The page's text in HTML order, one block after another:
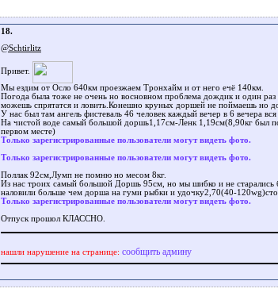
18.
@Schtirlitz
Привет.
Мы ездим от Осло 640км проезжаем Тронхайм и от него ечё 140км.
Погода была тоже не очень но восновном проблема дождик и один раз
можешь спрятатся и ловить.Конешно круных доршей не поймаешь но
У нас был там ангель фистеваль 46 человек каждый вечер в 6 вечера
На чистой воде самый большой доршь1,17см-Ленк 1,19см(8,90кг был
первом месте)
Только зарегистрированные пользователи могут видеть фото.
Только зарегистрированные пользователи могут видеть фото.
Поллак 92см,Лумп не помню но месом 8кг.
Из нас троих самый большой Доршь 95см, но мы шибко и не старались
наловили больше чем дорша на гуми рыбки и удочку2,70(40-
Только зарегистрированные пользователи могут видеть фото.
Отпуск прошол КЛАССНО.
нашли нарушение на странице: сообщить админу